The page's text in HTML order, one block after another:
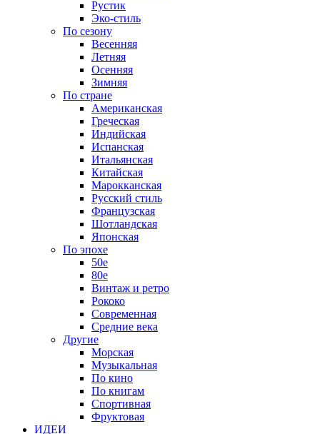
Рустик
Эко-стиль
По сезону
Весенняя
Летняя
Осенняя
Зимняя
По стране
Американская
Греческая
Индийская
Испанская
Итальянская
Китайская
Марокканская
Русский стиль
Французская
Шотландская
Японская
По эпохе
50е
80е
Винтаж и ретро
Рококо
Современная
Средние века
Другие
Морская
Музыкальная
По кино
По книгам
Спортивная
Фруктовая
ИДЕИ